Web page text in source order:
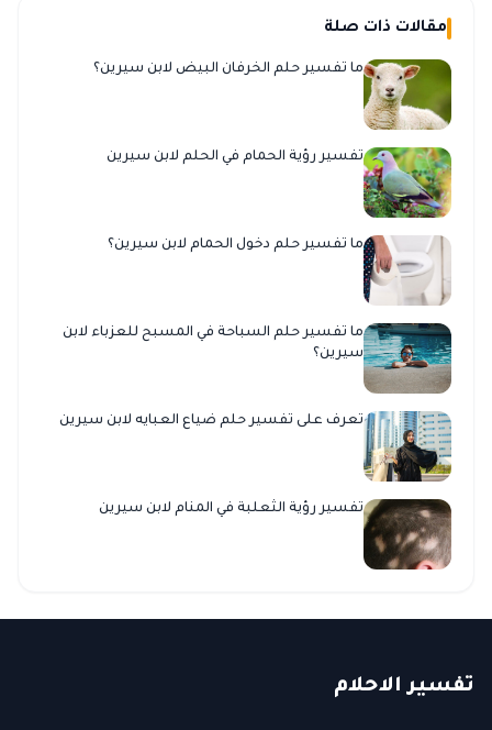
مقالات ذات صلة
ما تفسير حلم الخرفان البيض لابن سيرين؟
تفسير رؤية الحمام في الحلم لابن سيرين
ما تفسير حلم دخول الحمام لابن سيرين؟
ما تفسير حلم السباحة في المسبح للعزباء لابن
سيرين؟
تعرف على تفسير حلم ضياع العبايه لابن سيرين
تفسير رؤية الثعلبة في المنام لابن سيرين
تفسير الاحلام